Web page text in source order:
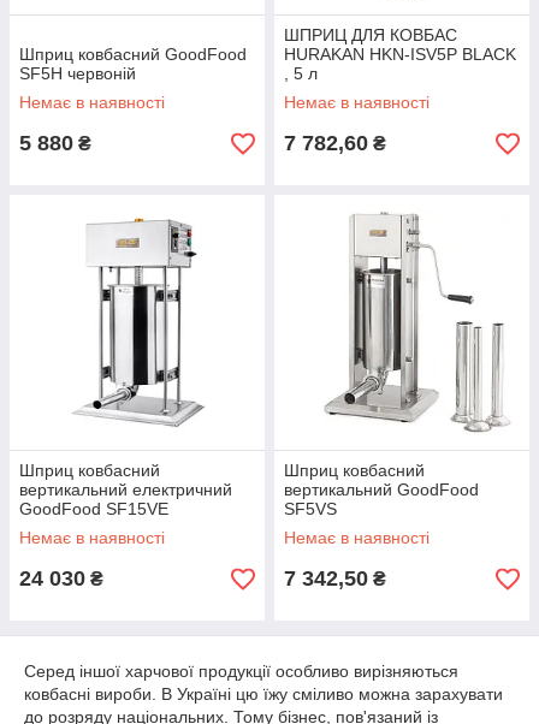
Шприц ковбасний GoodFood
SF5H червоній
Немає в наявності
5 880 ₴
ШПРИЦ ДЛЯ КОВБАС
HURAKAN HKN-ISV5P BLACK
, 5 л
Немає в наявності
7 782,60 ₴
Шприц ковбасний
вертикальний електричний
GoodFood SF15VE
Немає в наявності
24 030 ₴
Шприц ковбасний
вертикальний GoodFood
SF5VS
Немає в наявності
7 342,50 ₴
Серед іншої харчової продукції особливо вирізняються
ковбасні вироби. В Україні цю їжу сміливо можна зарахувати
до розряду національних. Тому бізнес, пов'язаний із